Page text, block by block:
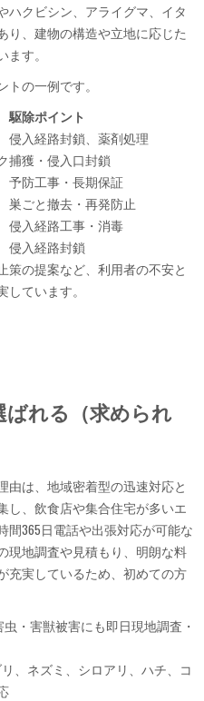
ハクビシン、アライグマ、イタ
り、建物の構造や立地に応じた
す。
の一例です。
駆除ポイント
侵入経路封鎖、薬剤処理
捕獲・侵入口封鎖
予防工事・長期保証
巣ごと撤去・再発防止
侵入経路工事・消毒
侵入経路封鎖
策の提案など、利用者の不安と
ています。
ばれる（求められ
由は、地域密着型の迅速対応と
し、飲食店や集合住宅が多いエ
間365日電話や出張対応が可能な
現地調査や見積もり、明朗な料
充実しているため、初めての方
・害獣被害にも即日現地調査・
、ネズミ、シロアリ、ハチ、コ